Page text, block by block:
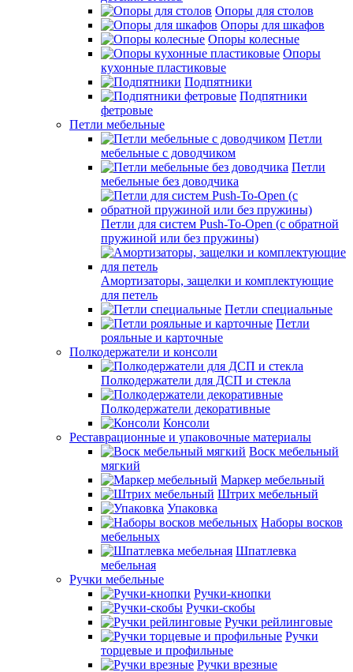
Опоры для столов
Опоры для шкафов
Опоры колесные
Опоры
кухонные пластиковые
Подпятники
Подпятники
фетровые
Петли мебельные
Петли
мебельные с доводчиком
Петли
мебельные без доводчика
Петли для систем Push-To-Open (с обратной
пружиной или без пружины)
Амортизаторы, защелки и комплектующие
для петель
Петли специальные
Петли
рояльные и карточные
Полкодержатели и консоли
Полкодержатели для ДСП и стекла
Полкодержатели декоративные
Консоли
Реставрационные и упаковочные материалы
Воск мебельный
мягкий
Маркер мебельный
Штрих мебельный
Упаковка
Наборы восков
мебельных
Шпатлевка
мебельная
Ручки мебельные
Ручки-кнопки
Ручки-скобы
Ручки рейлинговые
Ручки
торцевые и профильные
Ручки врезные